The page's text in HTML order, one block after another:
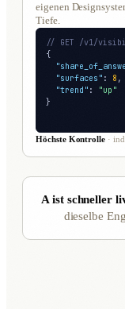
eigenen
Tiefe.
// GET /v1/
{
"surfaces" : 8 ,
"trend" :
"up"
}
Höchste Kontrolle ·
A ist schneller
dieselbe